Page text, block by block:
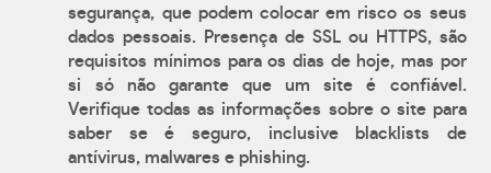
segurança, que podem colocar em risco os seus
dados pessoais. Presença de SSL ou HTTPS, são
requisitos mínimos para os dias de hoje, mas por
si só não garante que um site é confiável.
Verifique todas as informações sobre o site para
saber se é seguro, inclusive blacklists de
antívirus, malwares e phishing.